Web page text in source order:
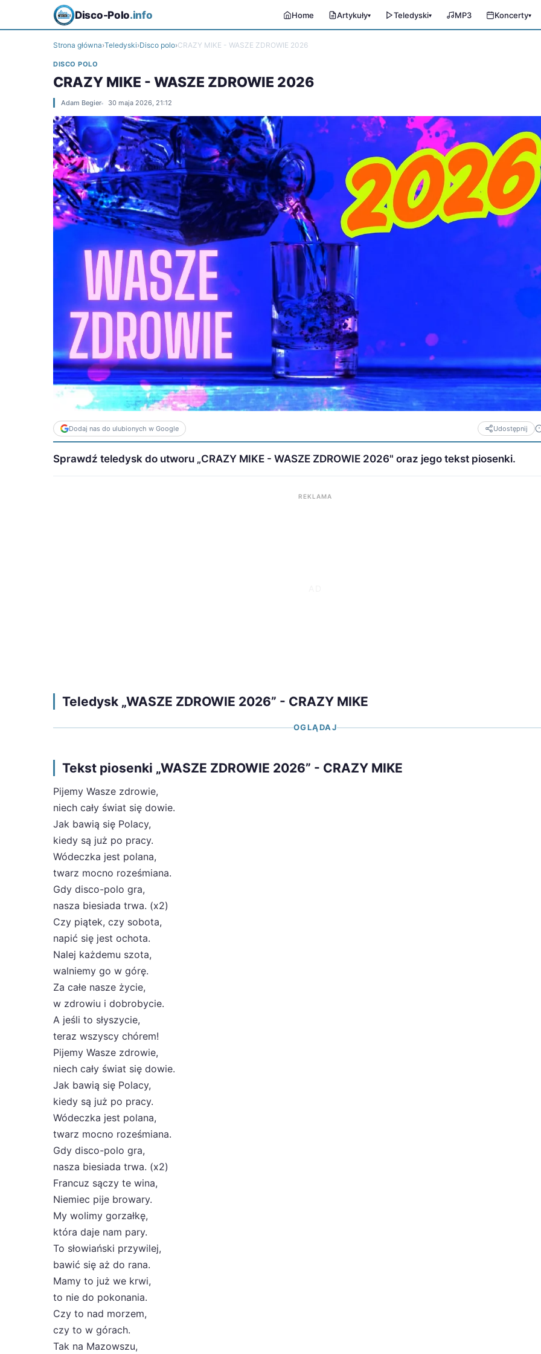
Disco-Polo.info Home Artykuły▾ Teledyski▾ MP3 Koncerty▾
Strona główna›Teledyski›Disco polo›CRAZY MIKE - WASZE ZDROWIE 2026
DISCO POLO
CRAZY MIKE - WASZE ZDROWIE 2026
Adam Begier 30 maja 2026, 21:12
Dodaj nas do ulubionych w Google Udostępnij
Sprawdź teledysk do utworu „CRAZY MIKE - WASZE ZDROWIE 2026" oraz jego tekst piosenki.
REKLAMA
Teledysk „WASZE ZDROWIE 2026” - CRAZY MIKE
OGLĄDAJ
Tekst piosenki „WASZE ZDROWIE 2026” - CRAZY MIKE
Pijemy Wasze zdrowie,
niech cały świat się dowie.
Jak bawią się Polacy,
kiedy są już po pracy.
Wódeczka jest polana,
twarz mocno roześmiana.
Gdy disco-polo gra,
nasza biesiada trwa. (x2)
Czy piątek, czy sobota,
napić się jest ochota.
Nalej każdemu szota,
walniemy go w górę.
Za całe nasze życie,
w zdrowiu i dobrobycie.
A jeśli to słyszycie,
teraz wszyscy chórem!
Pijemy Wasze zdrowie,
niech cały świat się dowie.
Jak bawią się Polacy,
kiedy są już po pracy.
Wódeczka jest polana,
twarz mocno roześmiana.
Gdy disco-polo gra,
nasza biesiada trwa. (x2)
Francuz sączy te wina,
Niemiec pije browary.
My wolimy gorzałkę,
która daje nam pary.
To słowiański przywilej,
bawić się aż do rana.
Mamy to już we krwi,
to nie do pokonania.
Czy to nad morzem,
czy to w górach.
Tak na Mazowszu,